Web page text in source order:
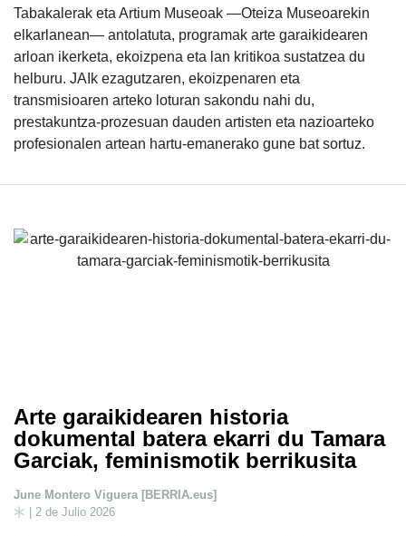
Tabakalerak eta Artium Museoak —Oteiza Museoarekin
elkarlanean— antolatuta, programak arte garaikidearen
arloan ikerketa, ekoizpena eta lan kritikoa sustatzea du
helburu. JAIk ezagutzaren, ekoizpenaren eta
transmisioaren arteko loturan sakondu nahi du,
prestakuntza-prozesuan dauden artisten eta nazioarteko
profesionalen artean hartu-emanerako gune bat sortuz.
Arte garaikidearen historia
dokumental batera ekarri du Tamara
Garciak, feminismotik berrikusita
June Montero Viguera [BERRIA.eus]
| 2 de Julio 2026